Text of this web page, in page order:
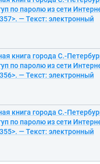
по паролю из сети
— Текст: электронный
книга города С.-
по паролю из сети
— Текст: электронный
книга города С.-
по паролю из сети
— Текст: электронный